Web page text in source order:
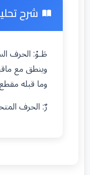
شرح
طَـوْ: الحرف
وينطق مع
وما قبله
رٌ: الحرف